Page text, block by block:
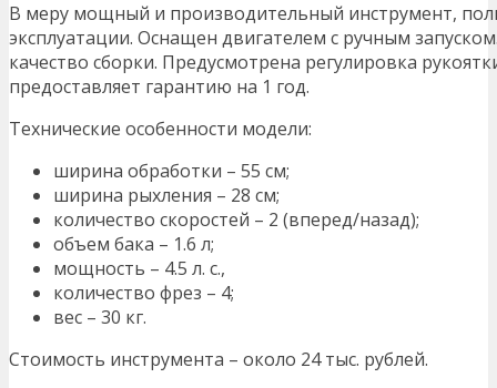
В меру мощный и производительный инструмент,
эксплуатации. Оснащен двигателем с ручным
качество сборки. Предусмотрена регулировка
предоставляет гарантию на 1 год.
Технические особенности модели:
ширина обработки – 55 см;
ширина рыхления – 28 см;
количество скоростей – 2 (вперед/назад);
объем бака – 1.6 л;
мощность – 4.5 л. с.,
количество фрез – 4;
вес – 30 кг.
Стоимость инструмента – около 24 тыс. рублей.